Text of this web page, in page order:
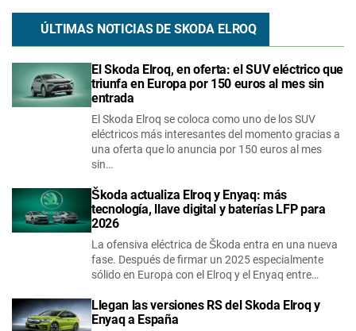
ÚLTIMAS NOTICIAS DE SKODA ELROQ
El Skoda Elroq, en oferta: el SUV eléctrico que
triunfa en Europa por 150 euros al mes sin
entrada
El Skoda Elroq se coloca como uno de los SUV
eléctricos más interesantes del momento gracias a
una oferta que lo anuncia por 150 euros al mes
sin…
Škoda actualiza Elroq y Enyaq: más
tecnología, llave digital y baterías LFP para
2026
La ofensiva eléctrica de Škoda entra en una nueva
fase. Después de firmar un 2025 especialmente
sólido en Europa con el Elroq y el Enyaq entre…
Llegan las versiones RS del Skoda Elroq y
Enyaq a España